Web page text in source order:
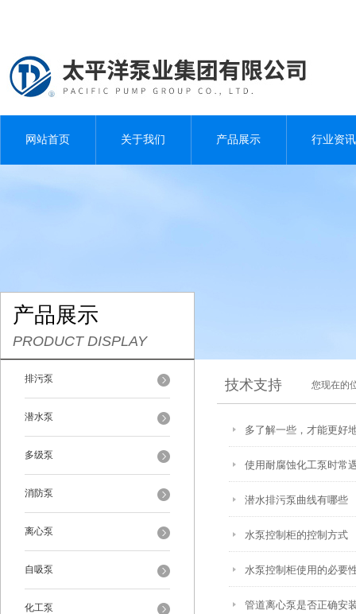
网站首页 关于我们 产品展示 行业资讯
产品展示
PRODUCT DISPLAY
排污泵
潜水泵
多级泵
消防泵
离心泵
自吸泵
化工泵
技术支持 您现在的
多了解一些，才能更好
使用耐腐蚀化工泵时常
潜水排污泵曲线有哪些
水泵控制柜的控制方式
水泵控制柜使用的必要
管道离心泵是否正确安